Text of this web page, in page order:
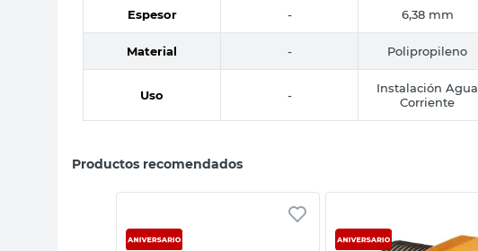
Espesor - 6,38 mm
Material - Polipropileno
Uso -
Instalación Agua
Corriente
Productos recomendados